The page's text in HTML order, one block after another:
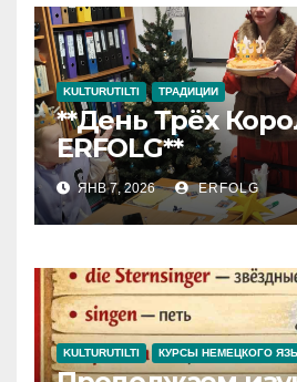
KULTURUTILTI ТРАДИЦИИ
**День Трёх
ERFOLG**
ЯНВ 7, 2026 ERFOLG
KULTURUTILTI КУРСЫ НЕМЕЦКОГО